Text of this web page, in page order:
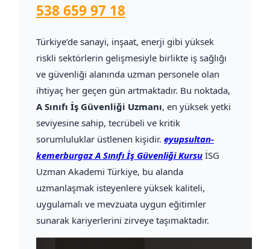
538 659 97 18
Türkiye’de sanayi, inşaat, enerji gibi yüksek
riskli sektörlerin gelişmesiyle birlikte iş sağlığı
ve güvenliği alanında uzman personele olan
ihtiyaç her geçen gün artmaktadır. Bu noktada,
A Sınıfı İş Güvenliği Uzmanı, en yüksek yetki
seviyesine sahip, tecrübeli ve kritik
sorumluluklar üstlenen kişidir. eyupsultan-
kemerburgaz A Sınıfı İş Güvenliği Kursu İSG
Uzman Akademi Türkiye, bu alanda
uzmanlaşmak isteyenlere yüksek kaliteli,
uygulamalı ve mevzuata uygun eğitimler
sunarak kariyerlerini zirveye taşımaktadır.